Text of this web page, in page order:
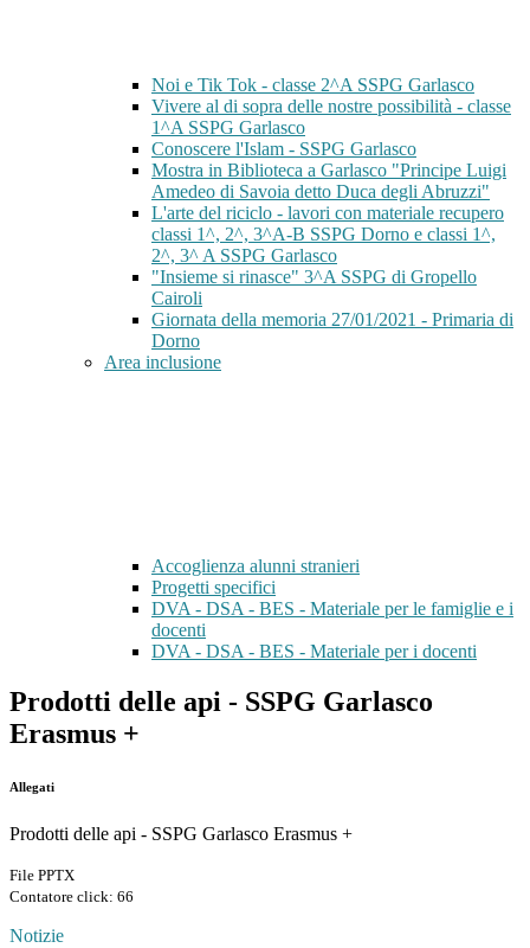
Noi e Tik Tok - classe 2^A SSPG Garlasco
Vivere al di sopra delle nostre possibilità - classe
1^A SSPG Garlasco
Conoscere l'Islam - SSPG Garlasco
Mostra in Biblioteca a Garlasco "Principe Luigi
Amedeo di Savoia detto Duca degli Abruzzi"
L'arte del riciclo - lavori con materiale recupero
classi 1^, 2^, 3^A-B SSPG Dorno e classi 1^,
2^, 3^ A SSPG Garlasco
"Insieme si rinasce" 3^A SSPG di Gropello
Cairoli
Giornata della memoria 27/01/2021 - Primaria di
Dorno
Area inclusione
Accoglienza alunni stranieri
Progetti specifici
DVA - DSA - BES - Materiale per le famiglie e i
docenti
DVA - DSA - BES - Materiale per i docenti
Prodotti delle api - SSPG Garlasco
Erasmus +
Allegati
Prodotti delle api - SSPG Garlasco Erasmus +
File PPTX
Contatore click: 66
Notizie